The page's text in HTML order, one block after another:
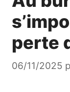
perte
06/11/2025